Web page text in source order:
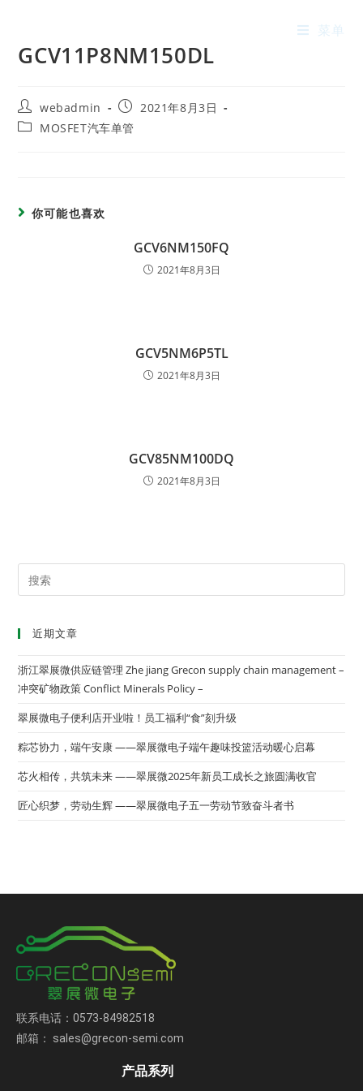
菜单
GCV11P8NM150DL
webadmin
2021年8月3日
MOSFET汽车单管
你可能也喜欢
GCV6NM150FQ
2021年8月3日
GCV5NM6P5TL
2021年8月3日
GCV85NM100DQ
2021年8月3日
近期文章
浙江翠展微供应链管理 Zhe jiang Grecon supply chain management –
冲突矿物政策 Conflict Minerals Policy –
翠展微电子便利店开业啦！员工福利“食”刻升级
粽芯协力，端午安康 ——翠展微电子端午趣味投篮活动暖心启幕
芯火相传，共筑未来 ——翠展微2025年新员工成长之旅圆满收官
匠心织梦，劳动生辉 ——翠展微电子五一劳动节致奋斗者书
联系电话：0573-84982518
邮箱： sales@grecon-semi.com
产品系列